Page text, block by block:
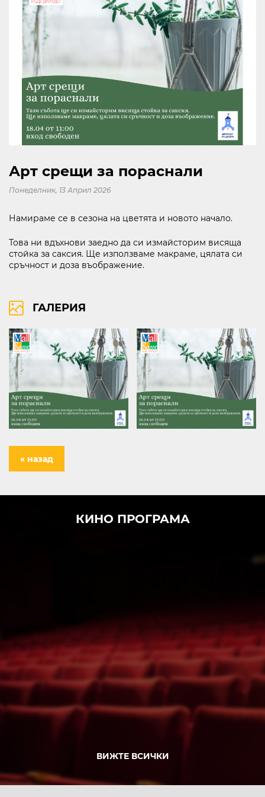
Арт срещи за пораснали
Понеделник, 13 Април 2026
Намираме се в сезона на цветята и новото начало.
Това ни вдъхнови заедно да си измайсторим висяща
стойка за саксия. Ще използваме макраме, цялата си
сръчност и доза въображение.
ГАЛЕРИЯ
« назад
КИНО ПРОГРАМА
ВИЖТЕ ВСИЧКИ
KABOOM
КИНО
ЗА МОЛ РУСЕ
КОНТАКТИ
10:00 - 21:30
ОТВОРЕНО
Следвайте ни
В СОЦИАЛНИТЕ МРЕЖИ
ПРАВА ЗА ПОЛЗВАНЕ
ПОЛИТИКА ЗА ИЗПОЛЗВАНЕ НА БИСКВИТКИ
ПОЛИТИКА ЗА ОБРАБОТВАНЕ И СИГУРНОСТ НА ЛИЧНИТЕ ДАННИ
KABOOM ПОЛИТИКА ЗА ВИДЕОНАБЛЮДЕНИЕ
KABOOM ПОЛИТИКА ЗА ОБРАБОТВАНЕ И СИГУРНОСТ НА ЛИЧНИТЕ ДАННИ